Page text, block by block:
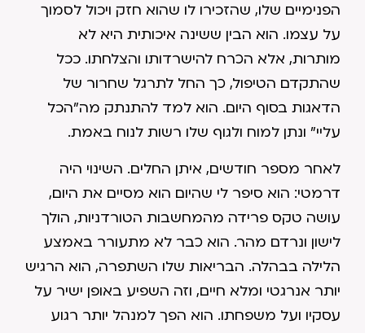
הפנימיים שלו, שהזכירו לו שהוא חזק ויכול לסמוך
על עצמו. הוא הבין ששינה איכותית היא לא
מותרות, אלא הכרח להישרדותו והצלחתו. ככל
שהתקדם הטיפול, כך החל לתרגל שחרור של
הדאגות בסוף היום. הוא למד להתנתק מה"הכל
עליי" ונתן למוח ולגוף שלו רשות לנוח באמת.
לאחר מספר חודשים, איתן החלים. השינוי היה
דרמטי: הוא סיפר לי שהיום הוא מסיים את היום,
עושה טקס פרידה מהמחשבות הטורדניות, הולך
לישון ונרדם מהר. הוא כבר לא מתעורר באמצע
הלילה בבהלה. הבריאות שלו השתפרה, הוא הרגיש
יותר אנרגטי ומלא חיים, וזה השפיע באופן ישיר על
עסקיו ועל משפחתו. הוא הפך למנהל יותר רגוע